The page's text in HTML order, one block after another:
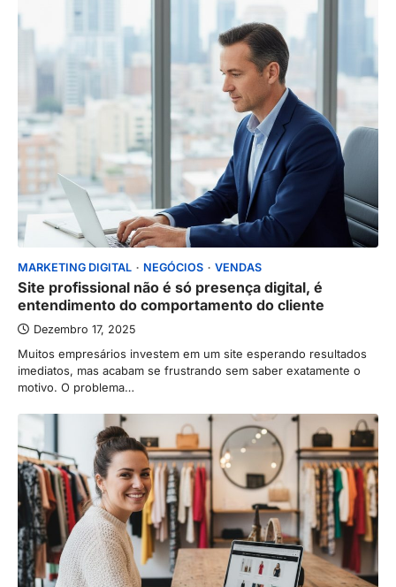
MARKETING DIGITAL NEGÓCIOS VENDAS
Site profissional não é só presença digital, é
entendimento do comportamento do cliente
Dezembro 17, 2025
Muitos empresários investem em um site esperando resultados
imediatos, mas acabam se frustrando sem saber exatamente o
motivo. O problema…